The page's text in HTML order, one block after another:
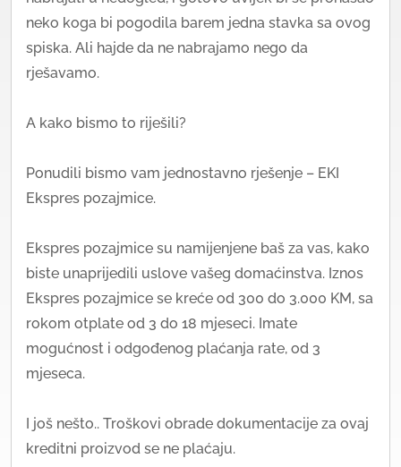
neko koga bi pogodila barem jedna stavka sa ovog
spiska. Ali hajde da ne nabrajamo nego da
rješavamo.
A kako bismo to riješili?
Ponudili bismo vam jednostavno rješenje – EKI
Ekspres pozajmice.
Ekspres pozajmice su namijenjene baš za vas, kako
biste unaprijedili uslove vašeg domaćinstva. Iznos
Ekspres pozajmice se kreće od 300 do 3.000 KM, sa
rokom otplate od 3 do 18 mjeseci. Imate
mogućnost i odgođenog plaćanja rate, od 3
mjeseca.
I još nešto.. Troškovi obrade dokumentacije za ovaj
kreditni proizvod se ne plaćaju.